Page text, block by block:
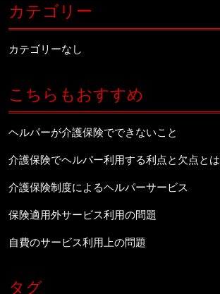
カテゴリー
カテゴリーなし
こちらもおすすめ
ヘルパーが介護保険でできないこと
介護保険でヘルパー利用する利点と欠点とは
介護保険制度によるヘルパーサービス
保険適用外サービス利用の問題
自費のサービス利用上の問題
タグ